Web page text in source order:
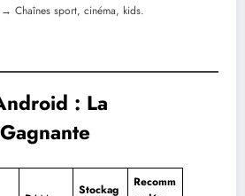
Chaînes sport, cinéma, kids.
: La
Stockag
Recomm